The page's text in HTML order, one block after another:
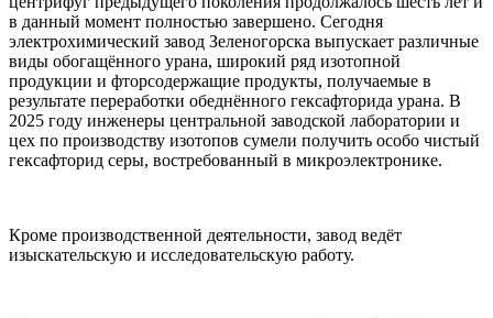
в данный момент полностью завершено. Сегодня
электрохимический завод Зеленогорска выпускает различные
виды обогащённого урана, широкий ряд изотопной
продукции и фторсодержащие продукты, получаемые в
результате переработки обеднённого гексафторида урана. В
2025 году инженеры центральной заводской лаборатории и
цех по производству изотопов сумели получить особо чистый
гексафторид серы, востребованный в микроэлектронике.
Кроме производственной деятельности, завод ведёт
изыскательскую и исследовательскую работу.